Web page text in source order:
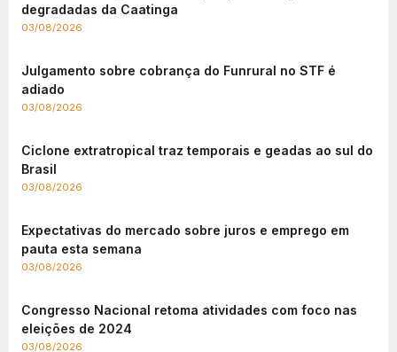
degradadas da Caatinga
03/08/2026
Julgamento sobre cobrança do Funrural no STF é
adiado
03/08/2026
Ciclone extratropical traz temporais e geadas ao sul do
Brasil
03/08/2026
Expectativas do mercado sobre juros e emprego em
pauta esta semana
03/08/2026
Congresso Nacional retoma atividades com foco nas
eleições de 2024
03/08/2026